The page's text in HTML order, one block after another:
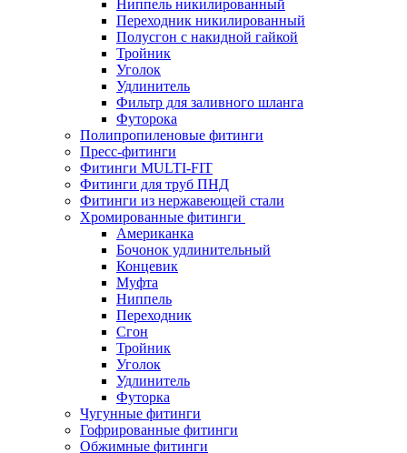
Ниппель никилированный
Переходник никилированный
Полусгон с накидной гайкой
Тройник
Уголок
Удлинитель
Фильтр для заливного шланга
Футорока
Полипропиленовые фитинги
Пресс-фитинги
Фитинги MULTI-FIT
Фитинги для труб ПНД
Фитинги из нержавеющей стали
Хромированные фитинги
Американка
Бочонок удлинительный
Концевик
Муфта
Ниппель
Переходник
Сгон
Тройник
Уголок
Удлинитель
Футорка
Чугунные фитинги
Гофрированные фитинги
Обжимные фитинги